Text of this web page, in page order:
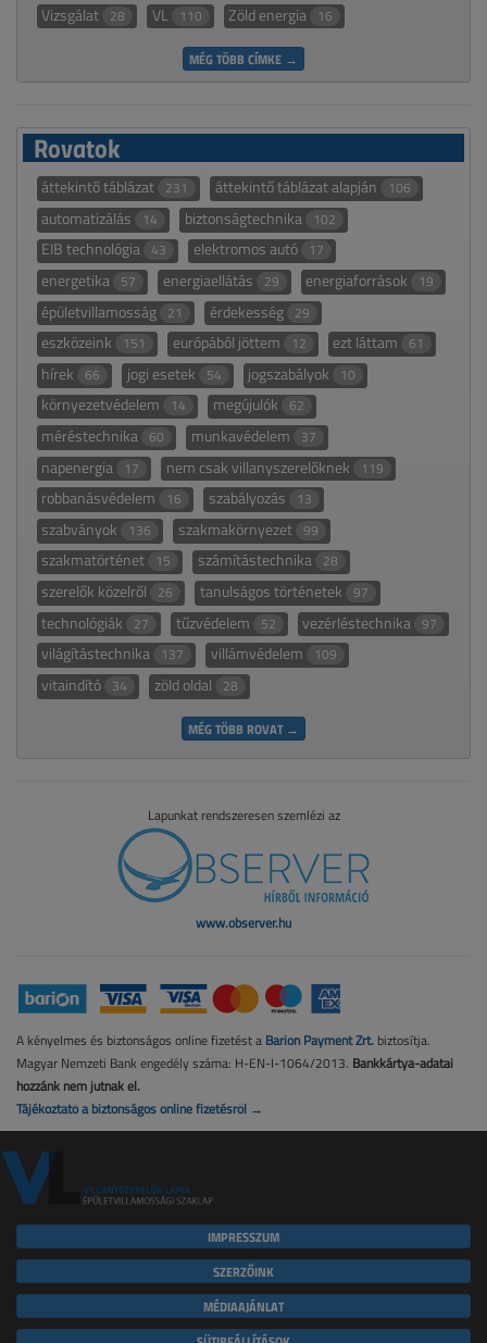
Vizsgálat 28 VL 110 Zöld energia 16
MÉG TÖBB CÍMKE →
Rovatok
áttekintő táblázat 231 áttekintő táblázat alapján 106
automatizálás 14 biztonságtechnika 102
EIB technológia 43 elektromos autó 17
energetika 57 energiaellátás 29 energiaforrások 19
épületvillamosság 21 érdekesség 29
eszközeink 151 európából jöttem 12 ezt láttam 61
hírek 66 jogi esetek 54 jogszabályok 10
környezetvédelem 14 megújulók 62
méréstechnika 60 munkavédelem 37
napenergia 17 nem csak villanyszerelőknek 119
robbanásvédelem 16 szabályozás 13
szabványok 136 szakmakörnyezet 99
szakmatörténet 15 számítástechnika 28
szerelők közelről 26 tanulságos történetek 97
technológiák 27 tűzvédelem 52 vezérléstechnika 97
világítástechnika 137 villámvédelem 109
vitaindító 34 zöld oldal 28
MÉG TÖBB ROVAT →
Lapunkat rendszeresen szemlézi az
www.observer.hu
A kényelmes és biztonságos online fizetést a Barion Payment Zrt. biztosítja.
Magyar Nemzeti Bank engedély száma: H-EN-I-1064/2013. Bankkártya-adatai
hozzánk nem jutnak el.
Tájékoztató a biztonságos online fizetésről →
IMPRESSZUM
SZERZŐINK
MÉDIAAJÁNLAT